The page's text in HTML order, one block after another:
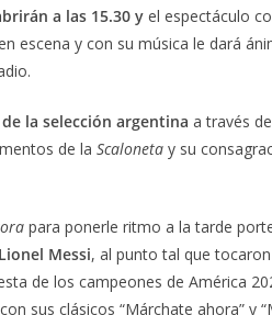
a las 15.30 y el espectáculo
escena y con su música le dará
la selección argentina a través
de la Scaloneta y su
para ponerle ritmo a la tarde
Lionel Messi, al punto tal que
de los campeones de América
sus clásicos “Márchate ahora” y